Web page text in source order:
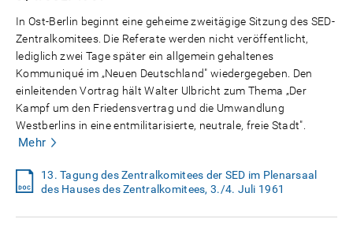
In Ost-Berlin beginnt eine geheime zweitägige Sitzung des SED-
Zentralkomitees. Die Referate werden nicht veröffentlicht,
lediglich zwei Tage später ein allgemein gehaltenes
Kommuniqué im „Neuen Deutschland" wiedergegeben. Den
einleitenden Vortrag hält Walter Ulbricht zum Thema „Der
Kampf um den Friedensvertrag und die Umwandlung
Westberlins in eine entmilitarisierte, neutrale, freie Stadt".
Mehr
13. Tagung des Zentralkomitees der SED im Plenarsaal
des Hauses des Zentralkomitees, 3./4. Juli 1961